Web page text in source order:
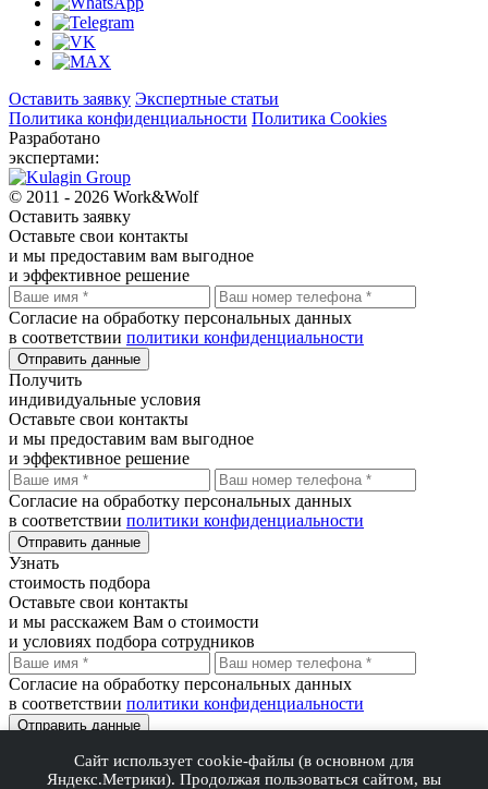
Оставить заявку Экспертные статьи
Политика конфиденциальности Политика Cookies
Разработано
экспертами:
© 2011 - 2026 Work&Wolf
Оставить заявку
Оставьте свои контакты
и мы предоставим вам выгодное
и эффективное решение
Согласие на обработку персональных данных
в соответствии политики конфиденциальности
Отправить данные
Получить
индивидуальные условия
Оставьте свои контакты
и мы предоставим вам выгодное
и эффективное решение
Согласие на обработку персональных данных
в соответствии политики конфиденциальности
Отправить данные
Узнать
стоимость подбора
Оставьте свои контакты
и мы расскажем Вам о стоимости
и условиях подбора сотрудников
Согласие на обработку персональных данных
в соответствии политики конфиденциальности
Отправить данные
Благодарим Вас!Сайт использует cookie-файлы (в основном для
Яндекс.Метрики). Продолжая пользоваться сайтом, вы